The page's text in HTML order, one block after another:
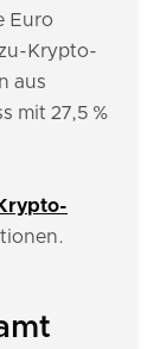
Euro
Krypto-
aus
mit 27,5 %